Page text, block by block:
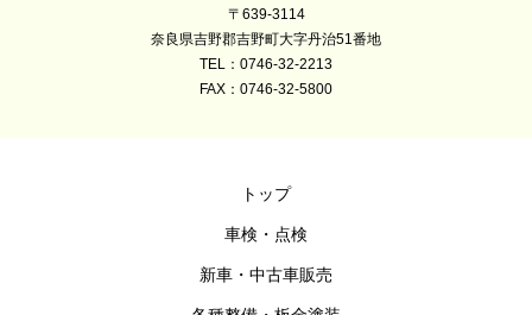
〒639-3114
奈良県吉野郡吉野町大字丹治51番地
TEL：0746-32-2213
FAX：0746-32-5800
トップ
車検・点検
新車・中古車販売